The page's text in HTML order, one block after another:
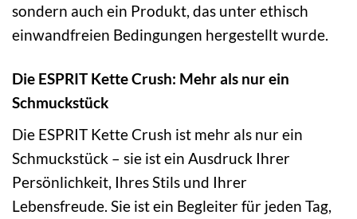
sondern auch ein Produkt, das unter ethisch
einwandfreien Bedingungen hergestellt wurde.
Die ESPRIT Kette Crush: Mehr als nur ein
Schmuckstück
Die ESPRIT Kette Crush ist mehr als nur ein
Schmuckstück – sie ist ein Ausdruck Ihrer
Persönlichkeit, Ihres Stils und Ihrer
Lebensfreude. Sie ist ein Begleiter für jeden Tag,